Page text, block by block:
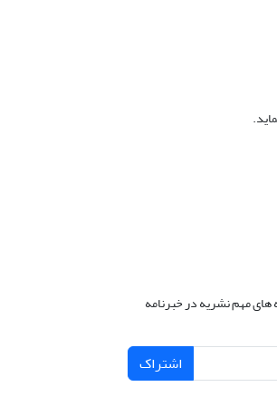
های مهم نشریه در خبرنامه
اشتراک